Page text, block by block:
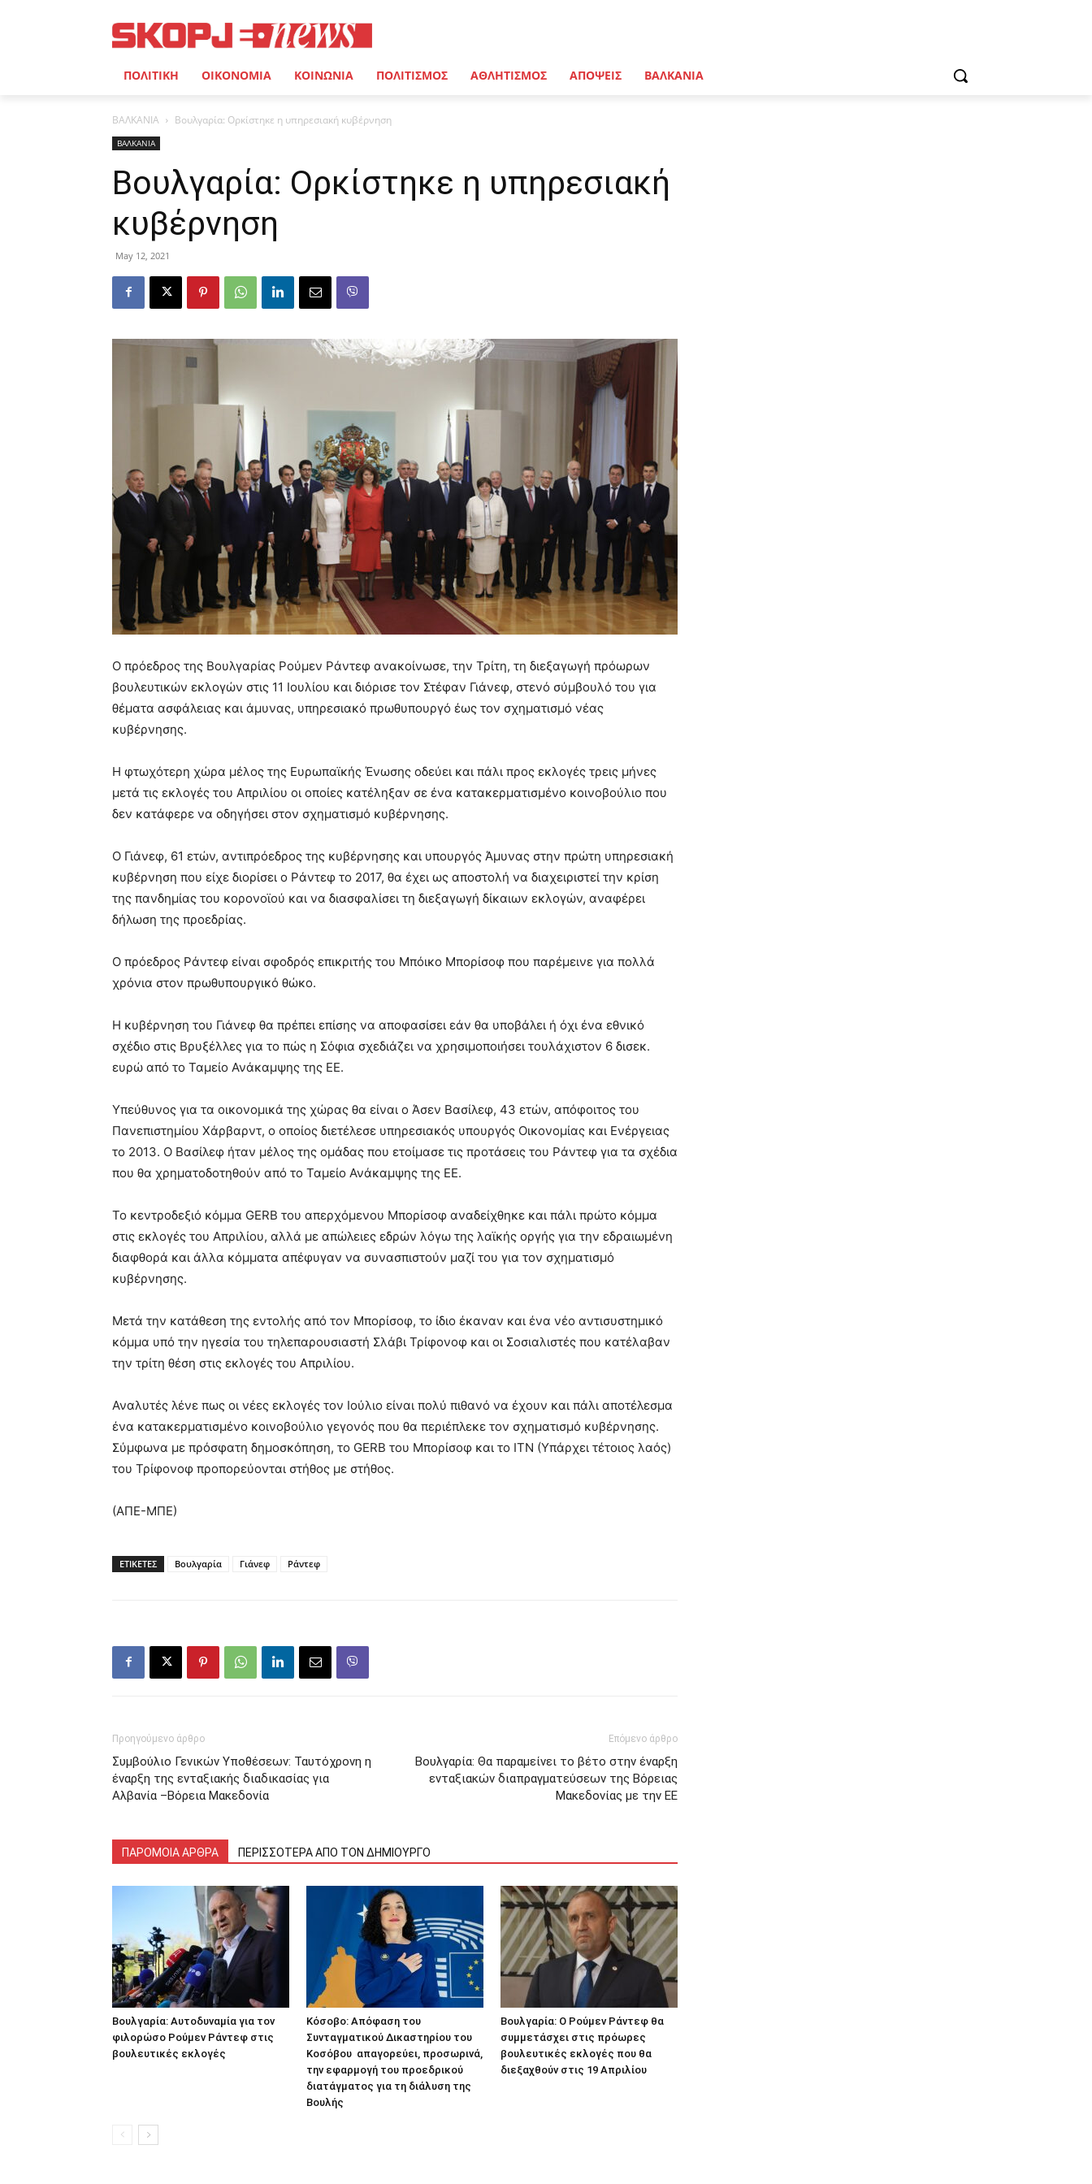
ΠΟΛΙΤΙΚΗ ΟΙΚΟΝΟΜΙΑ ΚΟΙΝΩΝΙΑ ΠΟΛΙΤΙΣΜΟΣ ΑΘΛΗΤΙΣΜΟΣ ΑΠΟΨΕΙΣ ΒΑΛΚΑΝΙΑ
ΒΑΛΚΑΝΙΑ Βουλγαρία: Ορκίστηκε η υπηρεσιακή κυβέρνηση
ΒΑΛΚΑΝΙΑ
Βουλγαρία: Ορκίστηκε η υπηρεσιακή
κυβέρνηση
May 12, 2021
Ο πρόεδρος της Βουλγαρίας Ρούμεν Ράντεφ ανακοίνωσε, την Τρίτη, τη διεξαγωγή πρόωρων
βουλευτικών εκλογών στις 11 Ιουλίου και διόρισε τον Στέφαν Γιάνεφ, στενό σύμβουλό του για
θέματα ασφάλειας και άμυνας, υπηρεσιακό πρωθυπουργό έως τον σχηματισμό νέας
κυβέρνησης.
Η φτωχότερη χώρα μέλος της Ευρωπαϊκής Ένωσης οδεύει και πάλι προς εκλογές τρεις μήνες
μετά τις εκλογές του Απριλίου οι οποίες κατέληξαν σε ένα κατακερματισμένο κοινοβούλιο που
δεν κατάφερε να οδηγήσει στον σχηματισμό κυβέρνησης.
Ο Γιάνεφ, 61 ετών, αντιπρόεδρος της κυβέρνησης και υπουργός Άμυνας στην πρώτη υπηρεσιακή
κυβέρνηση που είχε διορίσει ο Ράντεφ το 2017, θα έχει ως αποστολή να διαχειριστεί την κρίση
της πανδημίας του κορονοϊού και να διασφαλίσει τη διεξαγωγή δίκαιων εκλογών, αναφέρει
δήλωση της προεδρίας.
Ο πρόεδρος Ράντεφ είναι σφοδρός επικριτής του Μπόικο Μπορίσοφ που παρέμεινε για πολλά
χρόνια στον πρωθυπουργικό θώκο.
Η κυβέρνηση του Γιάνεφ θα πρέπει επίσης να αποφασίσει εάν θα υποβάλει ή όχι ένα εθνικό
σχέδιο στις Βρυξέλλες για το πώς η Σόφια σχεδιάζει να χρησιμοποιήσει τουλάχιστον 6 δισεκ.
ευρώ από το Ταμείο Ανάκαμψης της ΕΕ.
Υπεύθυνος για τα οικονομικά της χώρας θα είναι ο Άσεν Βασίλεφ, 43 ετών, απόφοιτος του
Πανεπιστημίου Χάρβαρντ, ο οποίος διετέλεσε υπηρεσιακός υπουργός Οικονομίας και Ενέργειας
το 2013. Ο Βασίλεφ ήταν μέλος της ομάδας που ετοίμασε τις προτάσεις του Ράντεφ για τα σχέδια
που θα χρηματοδοτηθούν από το Ταμείο Ανάκαμψης της ΕΕ.
Το κεντροδεξιό κόμμα GERB του απερχόμενου Μπορίσοφ αναδείχθηκε και πάλι πρώτο κόμμα
στις εκλογές του Απριλίου, αλλά με απώλειες εδρών λόγω της λαϊκής οργής για την εδραιωμένη
διαφθορά και άλλα κόμματα απέφυγαν να συνασπιστούν μαζί του για τον σχηματισμό
κυβέρνησης.
Μετά την κατάθεση της εντολής από τον Μπορίσοφ, το ίδιο έκαναν και ένα νέο αντισυστημικό
κόμμα υπό την ηγεσία του τηλεπαρουσιαστή Σλάβι Τρίφονοφ και οι Σοσιαλιστές που κατέλαβαν
την τρίτη θέση στις εκλογές του Απριλίου.
Αναλυτές λένε πως οι νέες εκλογές τον Ιούλιο είναι πολύ πιθανό να έχουν και πάλι αποτέλεσμα
ένα κατακερματισμένο κοινοβούλιο γεγονός που θα περιέπλεκε τον σχηματισμό κυβέρνησης.
Σύμφωνα με πρόσφατη δημοσκόπηση, το GERB του Μπορίσοφ και το ITN (Υπάρχει τέτοιος λαός)
του Τρίφονοφ προπορεύονται στήθος με στήθος.
(ΑΠΕ-ΜΠΕ)
ΕΤΙΚΕΤΕΣ Βουλγαρία Γιάνεφ Ράντεφ
Προηγούμενο άρθρο
Συμβούλιο Γενικών Υποθέσεων: Ταυτόχρονη η
έναρξη της ενταξιακής διαδικασίας για
Αλβανία –Βόρεια Μακεδονία
Επόμενο άρθρο
Βουλγαρία: Θα παραμείνει το βέτο στην έναρξη
ενταξιακών διαπραγματεύσεων της Βόρειας
Μακεδονίας με την ΕΕ
ΠΑΡΟΜΟΙΑ ΑΡΘΡΑ ΠΕΡΙΣΣΟΤΕΡΑ ΑΠΟ ΤΟΝ ΔΗΜΙΟΥΡΓΟ
Βουλγαρία: Αυτοδυναμία για τον
φιλορώσο Ρούμεν Ράντεφ στις
βουλευτικές εκλογές
Κόσοβο: Απόφαση του
Συνταγματικού Δικαστηρίου του
Κοσόβου απαγορεύει, προσωρινά,
την εφαρμογή του προεδρικού
διατάγματος για τη διάλυση της
Βουλής
Βουλγαρία: Ο Ρούμεν Ράντεφ θα
συμμετάσχει στις πρόωρες
βουλευτικές εκλογές που θα
διεξαχθούν στις 19 Απριλίου